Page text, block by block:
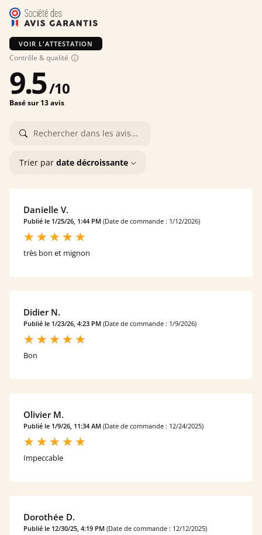
VOIR L'ATTESTATION
Contrôle & qualité
9.5/10
Basé sur 13 avis
Trier par date décroissante
Danielle V.
Publié le 1/25/26, 1:44 PM (Date de commande : 1/12/2026)
très bon et mignon
Didier N.
Publié le 1/23/26, 4:23 PM (Date de commande : 1/9/2026)
Bon
Olivier M.
Publié le 1/9/26, 11:34 AM (Date de commande : 12/24/2025)
Impeccable
Dorothée D.
Publié le 12/30/25, 4:19 PM (Date de commande : 12/12/2025)